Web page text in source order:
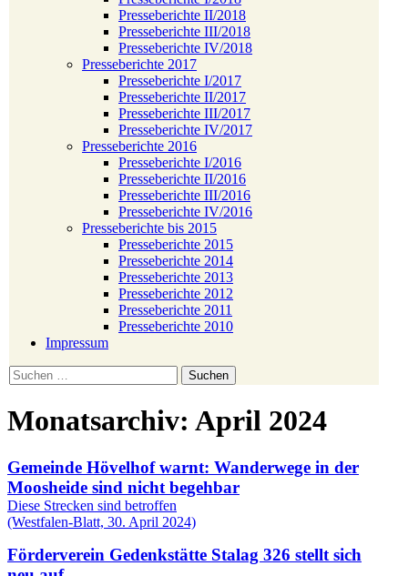
Presseberichte II/2018
Presseberichte III/2018
Presseberichte IV/2018
Presseberichte 2017
Presseberichte I/2017
Presseberichte II/2017
Presseberichte III/2017
Presseberichte IV/2017
Presseberichte 2016
Presseberichte I/2016
Presseberichte II/2016
Presseberichte III/2016
Presseberichte IV/2016
Presseberichte bis 2015
Presseberichte 2015
Presseberichte 2014
Presseberichte 2013
Presseberichte 2012
Presseberichte 2011
Presseberichte 2010
Impressum
Suchen
nach:
Monatsarchiv: April 2024
Gemeinde Hövelhof warnt: Wanderwege in der
Moosheide sind nicht begehbar
Diese Strecken sind betroffen
(Westfalen-Blatt, 30. April 2024)
Förderverein Gedenkstätte Stalag 326 stellt sich